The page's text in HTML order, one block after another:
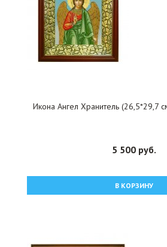
Икона Ангел Хранитель (26,5*29,7
5 500 руб.
В КОРЗИНУ